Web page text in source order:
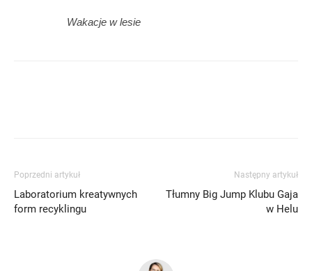
Wakacje w lesie
Poprzedni artykuł
Laboratorium kreatywnych
form recyklingu
Następny artykuł
Tłumny Big Jump Klubu Gaja
w Helu